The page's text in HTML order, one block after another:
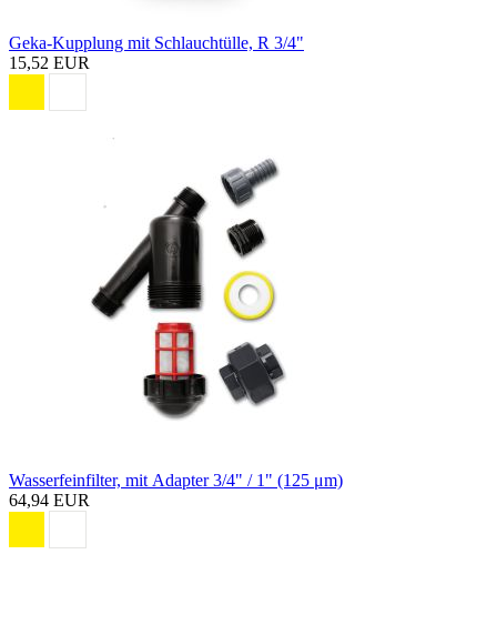
Geka-Kupplung mit Schlauchtülle, R 3/4"
15,52 EUR
Wasserfeinfilter, mit Adapter 3/4" / 1" (125 μm)
64,94 EUR